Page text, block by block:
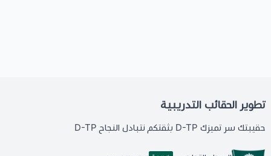
تطوير الحقائب التدريبية
حقيبتك سر تميزك D-TP بثقتكم نتبادل النجاح D-TP